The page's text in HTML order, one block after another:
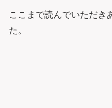
ここまで読んでいただき
た。